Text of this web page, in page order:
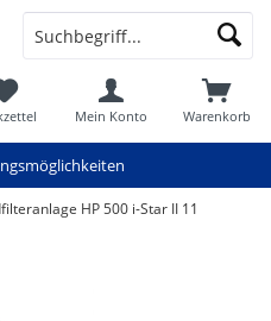
Warenkorb
Mein Konto
HP 500 i-Star II 11